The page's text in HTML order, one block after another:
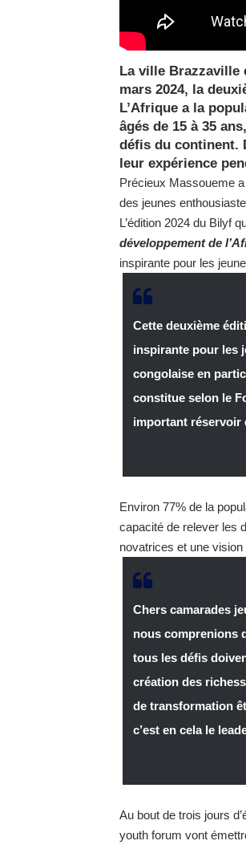
La ville Brazzaville
mars 2024, la
L’Afrique a la
âgés de 15 à 35
défis du continent.
leur expérience
Précieux Massoueme
des jeunes
L’édition 2024 du Bilyf
développement de
inspirante pour les
Cette deuxième
inspirante pour les
congolaise en
constitue selon le
important réservoir
Environ 77% de la
capacité de relever les
novatrices et une vision
Chers camarades
nous comprenions
tous les défis
création des
de transformation
c’est en cela le
Au bout de trois jours
youth forum vont